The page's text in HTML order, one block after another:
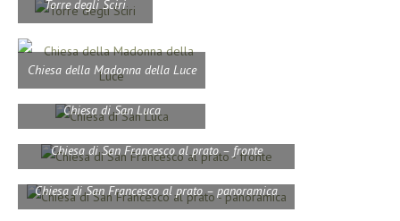
Torre degli Sciri
Chiesa della Madonna della Luce
Chiesa di San Luca
Chiesa di San Francesco al prato – fronte
Chiesa di San Francesco al prato – panoramica